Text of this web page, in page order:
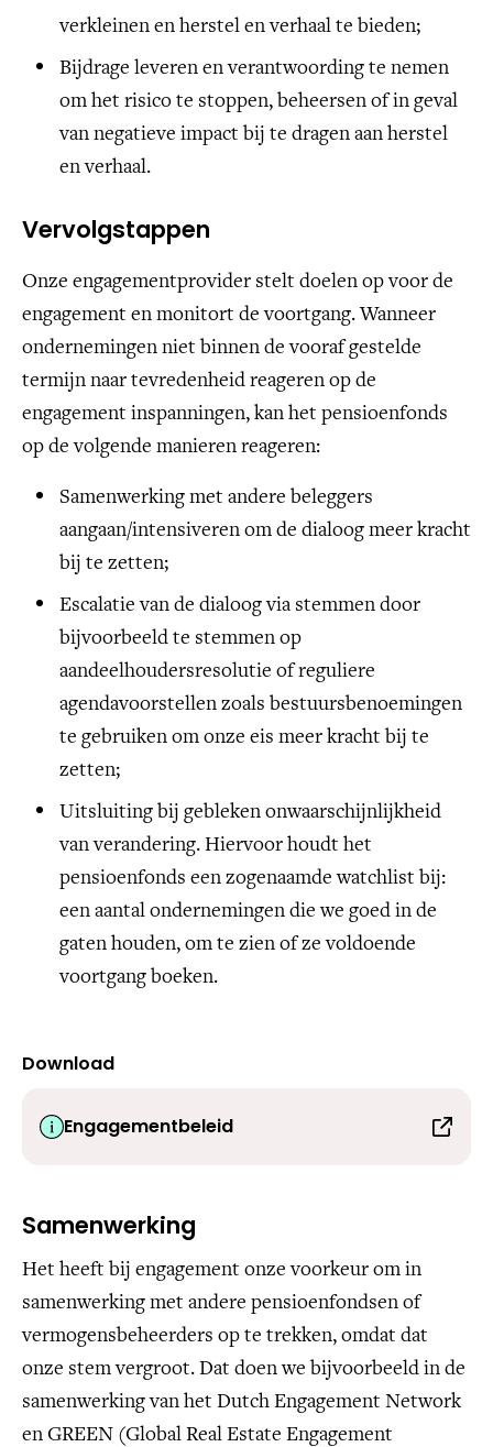
verkleinen en herstel en verhaal te bieden;
Bijdrage leveren en verantwoording te nemen
om het risico te stoppen, beheersen of in geval
van negatieve impact bij te dragen aan herstel
en verhaal.
Vervolgstappen
Onze engagementprovider stelt doelen op voor de
engagement en monitort de voortgang. Wanneer
ondernemingen niet binnen de vooraf gestelde
termijn naar tevredenheid reageren op de
engagement inspanningen, kan het pensioenfonds
op de volgende manieren reageren:
Samenwerking met andere beleggers
aangaan/intensiveren om de dialoog meer kracht
bij te zetten;
Escalatie van de dialoog via stemmen door
bijvoorbeeld te stemmen op
aandeelhoudersresolutie of reguliere
agendavoorstellen zoals bestuursbenoemingen
te gebruiken om onze eis meer kracht bij te
zetten;
Uitsluiting bij gebleken onwaarschijnlijkheid
van verandering. Hiervoor houdt het
pensioenfonds een zogenaamde watchlist bij:
een aantal ondernemingen die we goed in de
gaten houden, om te zien of ze voldoende
voortgang boeken.
Download
Engagementbeleid
Samenwerking
Het heeft bij engagement onze voorkeur om in
samenwerking met andere pensioenfondsen of
vermogensbeheerders op te trekken, omdat dat
onze stem vergroot. Dat doen we bijvoorbeeld in de
samenwerking van het Dutch Engagement Network
en GREEN (Global Real Estate Engagement